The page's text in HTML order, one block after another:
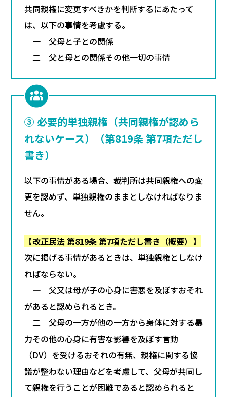
共同親権に変更すべきかを判断するにあたって
は、以下の事情を考慮する。
一 父母と子との関係
二 父と母との関係その他一切の事情
③ 必要的単独親権（共同親権が認めら
れないケース）（第819条 第7項ただし
書き）
以下の事情がある場合、裁判所は共同親権への変
更を認めず、単独親権のままとしなければなりま
せん。
【改正民法 第819条 第7項ただし書き（概要）】
次に掲げる事情があるときは、単独親権としなけ
ればならない。
一 父又は母が子の心身に害悪を及ぼすおそれ
があると認められるとき。
二 父母の一方が他の一方から身体に対する暴
力その他の心身に有害な影響を及ぼす言動
（DV）を受けるおそれの有無、親権に関する協
議が整わない理由などを考慮して、父母が共同し
て親権を行うことが困難であると認められると